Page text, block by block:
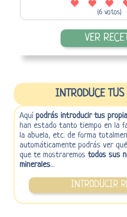
(6 votos)
VER
INTRODUCE TUS
Aquípodrás introducir tus
han estado tanto tiempo en la
la abuela, etc. de forma
automáticamente podrás ver
que te mostraremostodos sus
minerales...
INTRODUCIR